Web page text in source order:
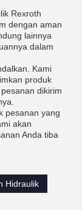
Rexroth
dengan aman
lainnya
dalam
Kami
produk
dikirim
pesanan yang
akan
Anda tiba
Hidraulik